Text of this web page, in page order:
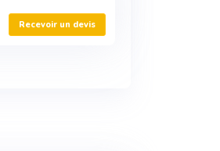
Recevoir un devis